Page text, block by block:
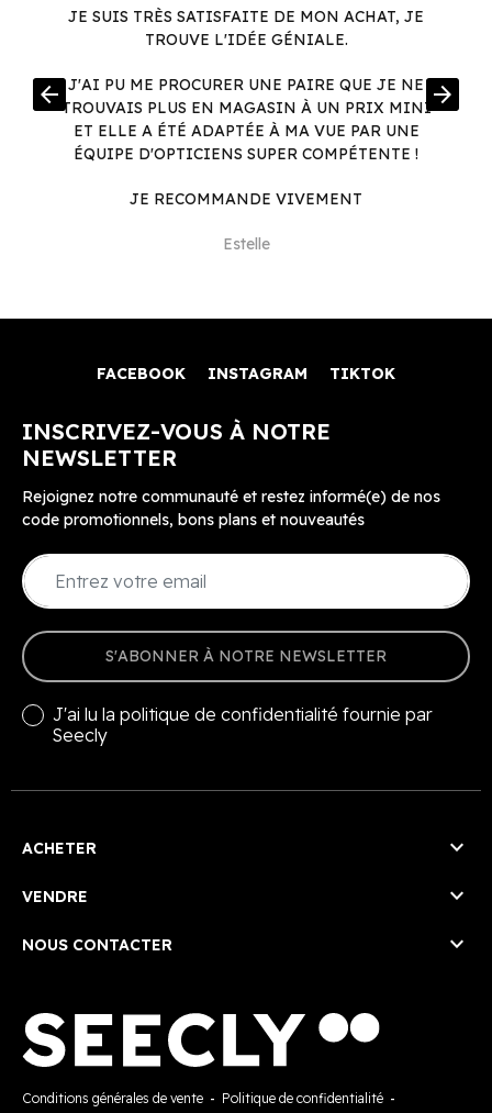
JE SUIS TRÈS SATISFAITE DE MON ACHAT, JE
TROUVE L'IDÉE GÉNIALE.
J'AI PU ME PROCURER UNE PAIRE QUE JE NE
TROUVAIS PLUS EN MAGASIN À UN PRIX MINI
ET ELLE A ÉTÉ ADAPTÉE À MA VUE PAR UNE
ÉQUIPE D'OPTICIENS SUPER COMPÉTENTE !
JE RECOMMANDE VIVEMENT
Estelle
arrow_back arrow_forward
FACEBOOK INSTAGRAM TIKTOK
INSCRIVEZ-VOUS À NOTRE
NEWSLETTER
Rejoignez notre communauté et restez informé(e) de nos
code promotionnels, bons plans et nouveautés
S'ABONNER À NOTRE NEWSLETTER
J'ai lu la politique de confidentialité fournie par
Seecly
ACHETER 
VENDRE 
NOUS CONTACTER 
Conditions générales de vente - Politique de confidentialité -